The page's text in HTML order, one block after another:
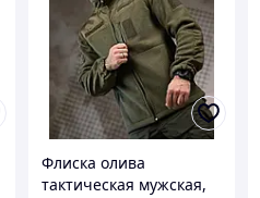
Флиска олива
тактическая мужская,